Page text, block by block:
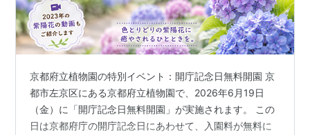
京都府立植物園の特別イベント：開庁記念日無料開園 京
都市左京区にある京都府立植物園で、2026年6月19日
（金）に「開庁記念日無料開園」が実施されます。 この
日は京都府庁の開庁記念日にあわせて、入園料が無料に